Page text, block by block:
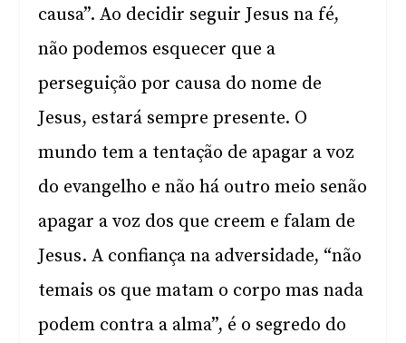
causa”. Ao decidir seguir Jesus na fé,
não podemos esquecer que a
perseguição por causa do nome de
Jesus, estará sempre presente. O
mundo tem a tentação de apagar a voz
do evangelho e não há outro meio senão
apagar a voz dos que creem e falam de
Jesus. A confiança na adversidade, “não
temais os que matam o corpo mas nada
podem contra a alma”, é o segredo do